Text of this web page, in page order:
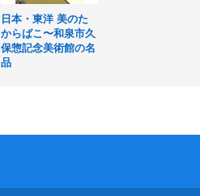
日本・東洋 美のた
からばこ〜和泉市久
保惣記念美術館の名
品